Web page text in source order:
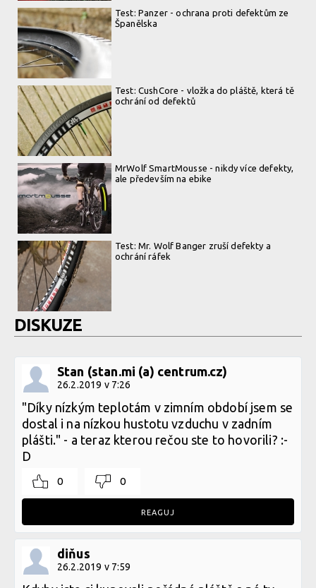
Test: Panzer - ochrana proti defektům ze
Španělska
Test: CushCore - vložka do pláště, která tě
ochrání od defektů
MrWolf SmartMousse - nikdy více defekty,
ale především na ebike
Test: Mr. Wolf Banger zruší defekty a
ochrání ráfek
DISKUZE
Stan (stan.mi (a) centrum.cz)
26.2.2019 v 7:26
"Díky nízkým teplotám v zimním období jsem se
dostal i na nízkou hustotu vzduchu v zadním
plášti." - a teraz kterou rečou ste to hovorili? :-
D
0 0
REAGUJ
diňus
26.2.2019 v 7:59